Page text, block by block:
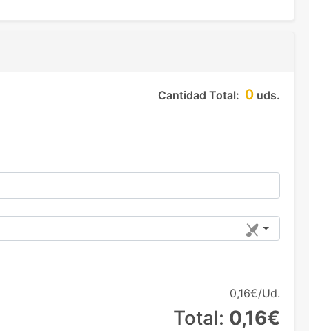
Cantidad Total: 0 uds.
0,16€/Ud.
Total: 0,16€